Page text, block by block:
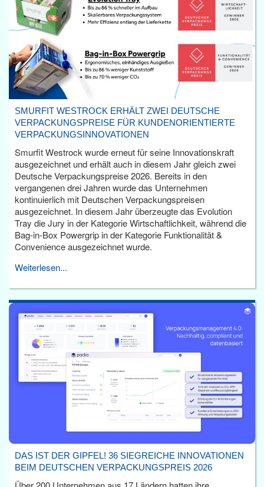
SMURFIT WESTROCK ERHÄLT ZWEI DEUTSCHE
VERPACKUNGSPREISE FÜR KUNDENORIENTIERTE
VERPACKUNGSINNOVATIONEN
Smurfit Westrock wurde erneut für seine Innovationskraft
ausgezeichnet und erhält auch in diesem Jahr gleich zwei
Deutsche Verpackungspreise 2026. Bereits in den
vergangenen drei Jahren wurde das Unternehmen
kontinuierlich mit Deutschen Verpackungspreisen
ausgezeichnet. In diesem Jahr überzeugte das Evolution
Tray die Jury in der Kategorie Wirtschaftlichkeit, während die
Bag-in-Box Powergrip in der Kategorie Funktionalität &
Convenience ausgezeichnet wurde.
Weiterlesen...
DAS IST DER GIPFEL! 36 SIEGREICHE INNOVATIONEN
BEIM DEUTSCHEN VERPACKUNGSPREIS 2026